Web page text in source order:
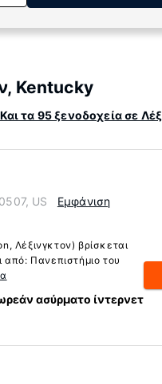
Kentucky
Και τα 95 ξενοδοχεία σε
US
Εμφάνιση
Λέξινγκτον) βρίσκεται
Πανεπιστήμιο του
ασύρματο ίντερνετ